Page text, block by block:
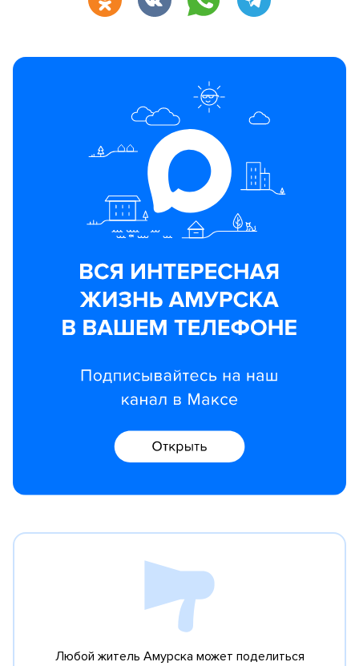
Любой житель Амурска может поделиться